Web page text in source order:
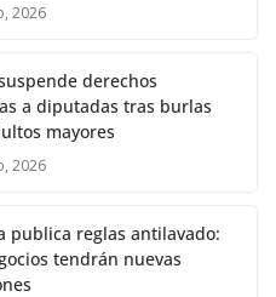
2026
derechos
a diputadas tras burlas
mayores
2026
publica reglas antilavado:
tendrán nuevas